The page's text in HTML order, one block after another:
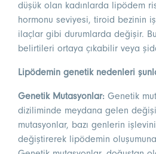
düşük olan kadınlarda lipödem
hormonu seviyesi, tiroid bezinin
ilaçlar gibi durumlarda değişir.
belirtileri ortaya çıkabilir veya
Lipödemin genetik nedenleri
Genetik Mutasyonlar: Genetik
diziliminde meydana gelen
mutasyonlar, bazı genlerin
değiştirerek lipödemin